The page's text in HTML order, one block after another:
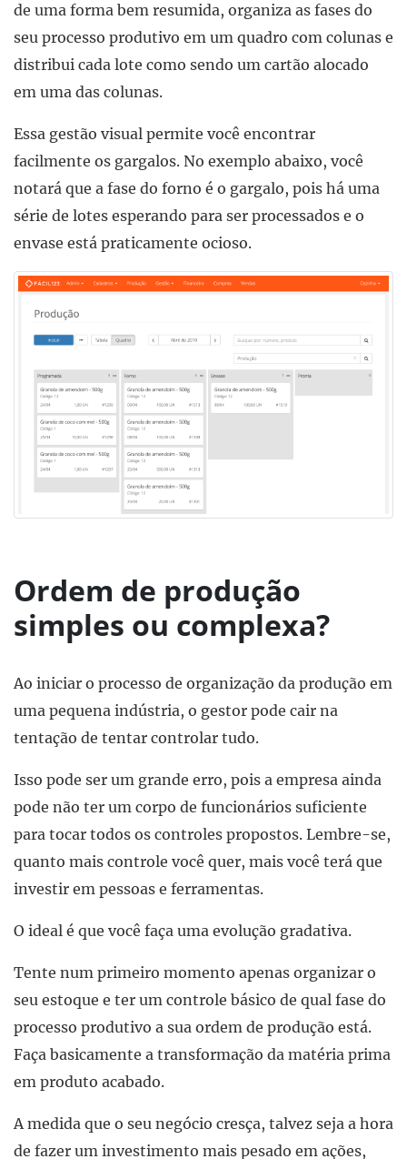
de uma forma bem resumida, organiza as fases do
seu processo produtivo em um quadro com colunas e
distribui cada lote como sendo um cartão alocado
em uma das colunas.
Essa gestão visual permite você encontrar
facilmente os gargalos. No exemplo abaixo, você
notará que a fase do forno é o gargalo, pois há uma
série de lotes esperando para ser processados e o
envase está praticamente ocioso.
Ordem de produção
simples ou complexa?
Ao iniciar o processo de organização da produção em
uma pequena indústria, o gestor pode cair na
tentação de tentar controlar tudo.
Isso pode ser um grande erro, pois a empresa ainda
pode não ter um corpo de funcionários suficiente
para tocar todos os controles propostos. Lembre-se,
quanto mais controle você quer, mais você terá que
investir em pessoas e ferramentas.
O ideal é que você faça uma evolução gradativa.
Tente num primeiro momento apenas organizar o
seu estoque e ter um controle básico de qual fase do
processo produtivo a sua ordem de produção está.
Faça basicamente a transformação da matéria prima
em produto acabado.
A medida que o seu negócio cresça, talvez seja a hora
de fazer um investimento mais pesado em ações,